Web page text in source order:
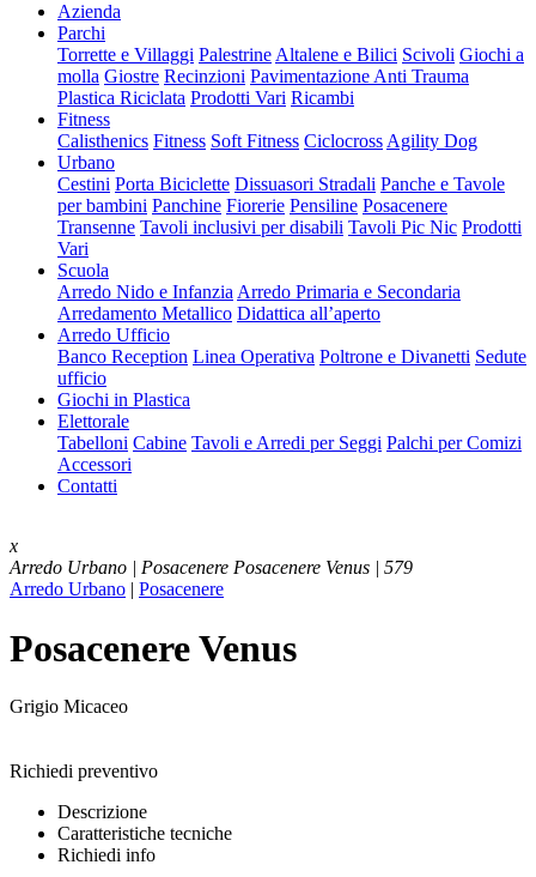
Azienda
Parchi
Torrette e Villaggi Palestrine Altalene e Bilici Scivoli Giochi a
molla Giostre Recinzioni Pavimentazione Anti Trauma
Plastica Riciclata Prodotti Vari Ricambi
Fitness
Calisthenics Fitness Soft Fitness Ciclocross Agility Dog
Urbano
Cestini Porta Biciclette Dissuasori Stradali Panche e Tavole
per bambini Panchine Fiorerie Pensiline Posacenere
Transenne Tavoli inclusivi per disabili Tavoli Pic Nic Prodotti
Vari
Scuola
Arredo Nido e Infanzia Arredo Primaria e Secondaria
Arredamento Metallico Didattica all’aperto
Arredo Ufficio
Banco Reception Linea Operativa Poltrone e Divanetti Sedute
ufficio
Giochi in Plastica
Elettorale
Tabelloni Cabine Tavoli e Arredi per Seggi Palchi per Comizi
Accessori
Contatti
x
Arredo Urbano | Posacenere Posacenere Venus | 579
Arredo Urbano | Posacenere
Posacenere Venus
Grigio Micaceo
Richiedi preventivo
Descrizione
Caratteristiche tecniche
Richiedi info